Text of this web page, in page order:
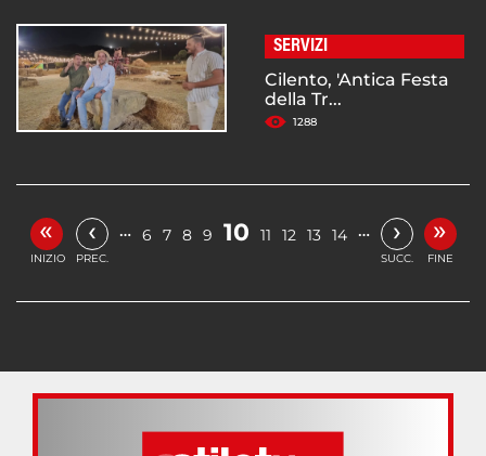
SERVIZI
Cilento, 'Antica Festa
della Tr...
1288
«
INIZIO
‹
PREC.
… 6 7 8 9 10 11 12 13 14 … ›
SUCC.
»
FINE